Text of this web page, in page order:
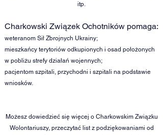
itp.
Charkowski Związek Ochotników pomaga:
weteranom Sił Zbrojnych Ukrainy;
mieszkańcy terytoriów odkupionych i osad położonych
w pobliżu strefy działań wojennych;
pacjentom szpitali, przychodni i szpitali na podstawie
wniosków.
Możesz dowiedzieć się więcej o Charkowskim Związku
Wolontariuszy, przeczytać list z podziękowaniami od